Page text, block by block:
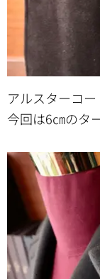
アルスターコー
今回は6㎝のタ